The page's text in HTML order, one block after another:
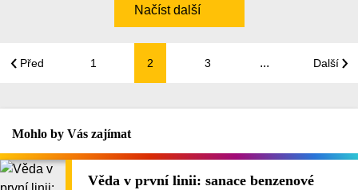
Před 1 2 3 ... Další
Načíst další
Mohlo by Vás zajímat
Věda v první linii: sanace benzenové